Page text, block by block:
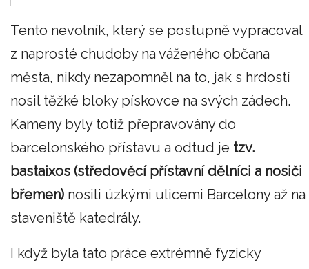
Tento nevolník, který se postupně vypracoval
z naprosté chudoby na váženého občana
města, nikdy nezapomněl na to, jak s hrdostí
nosil těžké bloky pískovce na svých zádech.
Kameny byly totiž přepravovány do
barcelonského přístavu a odtud je tzv.
bastaixos (středověcí přístavní dělníci a nosiči
břemen) nosili úzkými ulicemi Barcelony až na
staveniště katedrály.
I když byla tato práce extrémně fyzicky